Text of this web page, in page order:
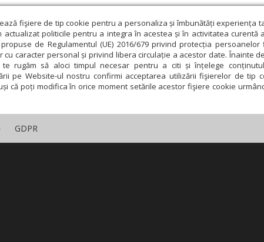
fişiere de tip cookie pentru a personaliza și îmbunătăți experiența
actualizat politicile pentru a integra în acestea și în activitatea curentă
de Regulamentul (UE) 2016/679 privind protecția
cu caracter personal și privind libera circulație a acestor date. Înainte
te rugăm să aloci timpul necesar pentru a citi și înțelege
pe Website-ul nostru confirmi acceptarea utilizării fişierelor de tip
că poți modifica în orice moment setările acestor fişiere cookie
GDPR